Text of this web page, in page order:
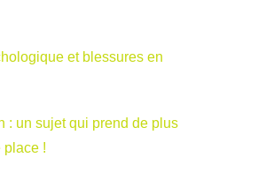
et blessures en
: un sujet qui prend de plus
place !